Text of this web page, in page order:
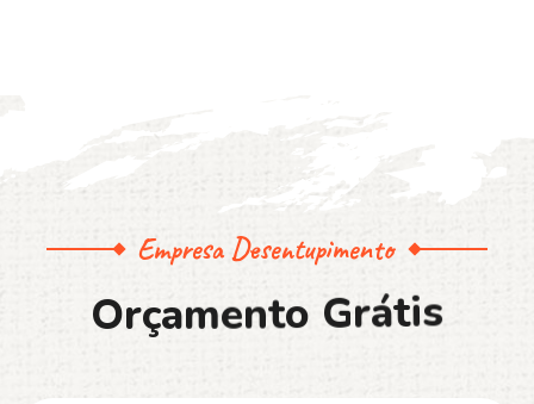
Empresa Desentupimento
Orçamento Grátis